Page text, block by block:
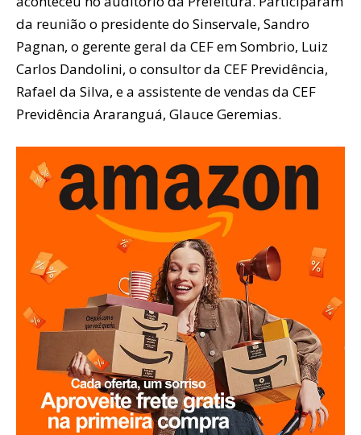
da reunião o presidente do Sinservale, Sandro
Pagnan, o gerente geral da CEF em Sombrio, Luiz
Carlos Dandolini, o consultor da CEF Previdência,
Rafael da Silva, e a assistente de vendas da CEF
Previdência Araranguá, Glauce Geremias.